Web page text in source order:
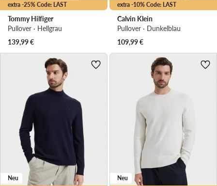
extra -25% Code: LAST
Tommy Hilfiger
Pullover · Hellgrau
139,99€
extra -10% Code: LAST
Calvin Klein
Pullover · Dunkelblau
109,99€
Neu Neu